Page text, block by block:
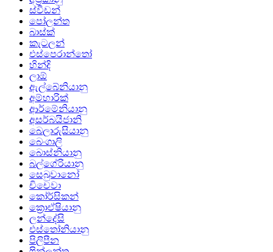
ස්වීඩන්
පෝලන්ත
බාස්ක්
කැටලන්
එස්පෙරාන්තෝ
හින්දි
ලාඕ
ඇල්බේනියානු
අම්හාරික්
ආර්මේනියානු
අසර්බයිජානි
බෙලාරුසියානු
බෙංගාලි
බොස්නියානු
බල්ගේරියානු
සෙබුවානෝ
චිචෙවා
කෝර්සිකන්
ක්‍රොඒෂියානු
ලන්දේසි
එස්තෝනියානු
පිලිපීන